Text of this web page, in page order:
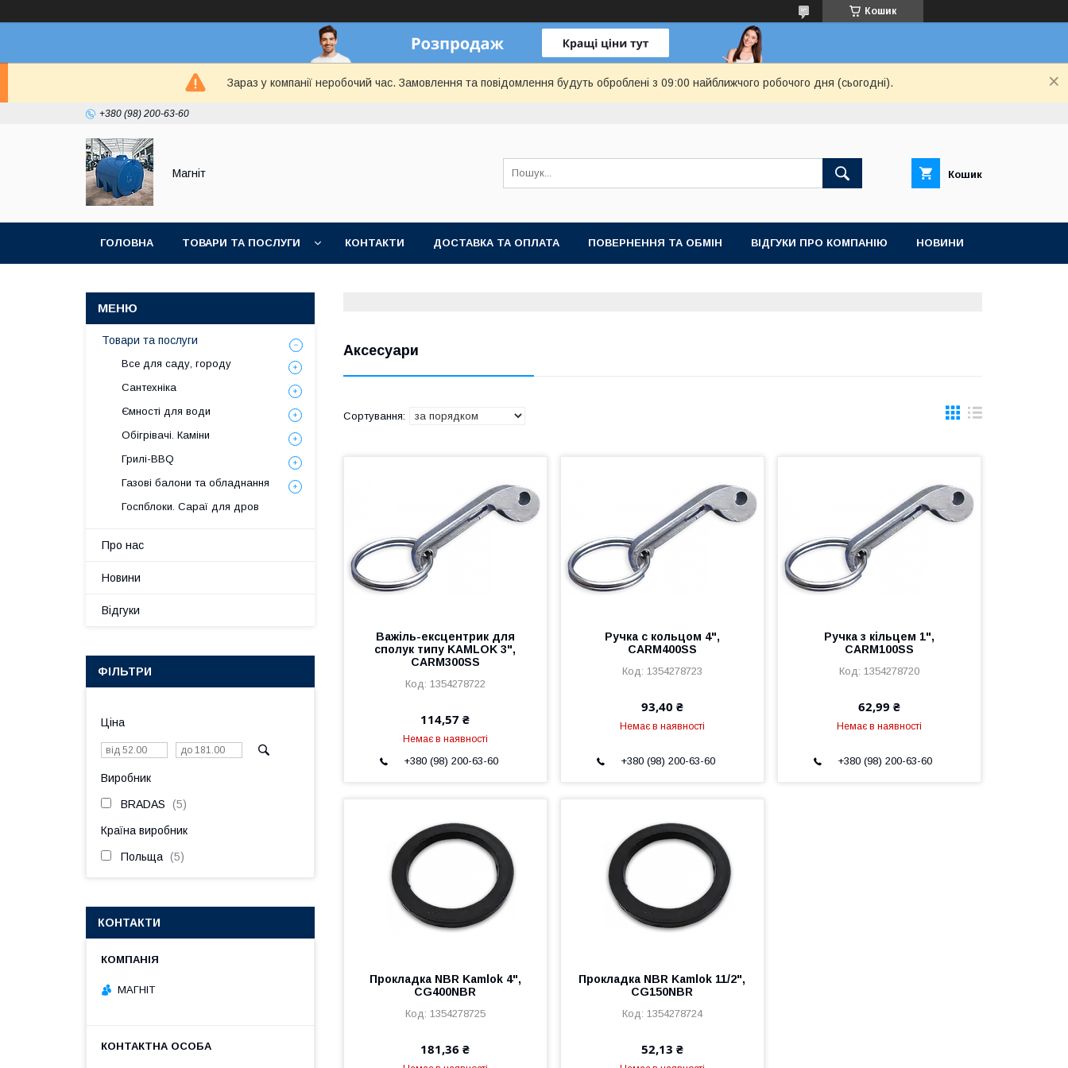
Кошик
Зараз у компанії неробочий час. Замовлення та повідомлення будуть оброблені з 09:00 найближчого робочого дня (сьогодні).
+380 (98) 200-63-60
Магніт Кошик
ГОЛОВНА ТОВАРИ ТА ПОСЛУГИ КОНТАКТИ ДОСТАВКА ТА ОПЛАТА ПОВЕРНЕННЯ ТА ОБМІН ВІДГУКИ ПРО КОМПАНІЮ НОВИНИ
Аксесуари
Важіль-ексцентрик для
сполук типу KAMLOK 3",
CARM300SS
1354278722
114,57 ₴
Немає в наявності
+380 (98) 200-63-60
Ручка с кольцом 4",
CARM400SS
1354278723
93,40 ₴
Немає в наявності
+380 (98) 200-63-60
Ручка з кільцем 1",
CARM100SS
1354278720
62,99 ₴
Немає в наявності
+380 (98) 200-63-60
Прокладка NBR Kamlok 4",
CG400NBR
1354278725
181,36 ₴
Прокладка NBR Kamlok 11/2",
CG150NBR
1354278724
52,13 ₴
Товари та послуги
Все для саду, городу
Сантехніка
Ємності для води
Обігрівачі. Каміни
Грилі-BBQ
Газові балони та обладнання
Госпблоки. Сараї для дров
Про нас
Новини
Відгуки
ФІЛЬТРИ
Ціна
Виробник
BRADAS 5
Країна виробник
Польща 5
КОНТАКТИ
МАГНІТ